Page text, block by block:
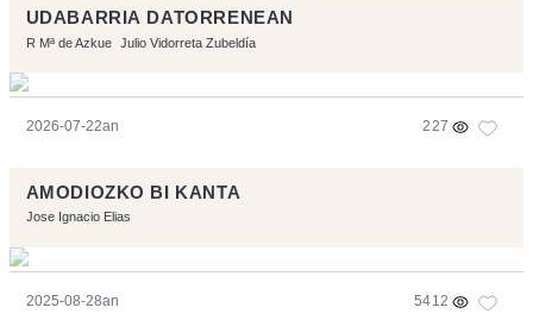
UDABARRIA DATORRENEAN
R Mª de Azkue Julio Vidorreta Zubeldía
2026-07-22an 227
AMODIOZKO BI KANTA
Jose Ignacio Elias
2025-08-28an 5412